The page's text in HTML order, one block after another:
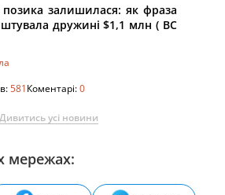
залишилася: як фраза
дружині $1,1 млн ( ВС
581Коментарі:0
Дивитись усі новини
мережах: